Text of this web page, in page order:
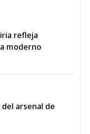
refleja
moderno
arsenal de